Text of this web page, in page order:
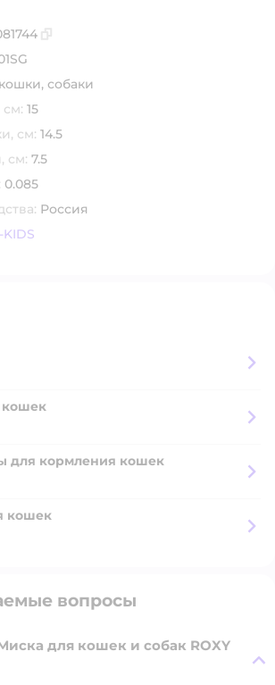
кошки, собаки
15
см: 14.5
см: 7.5
0.085
Россия
KIDS
для кормления кошек
кошек
вопросы
для кошек и собак ROXY